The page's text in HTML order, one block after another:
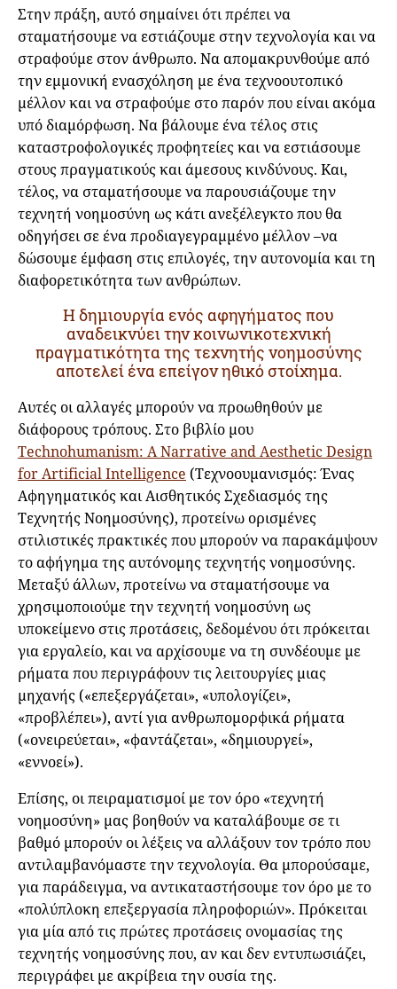
Στην πράξη, αυτό σημαίνει ότι πρέπει να
σταματήσουμε να εστιάζουμε στην τεχνολογία και να
στραφούμε στον άνθρωπο. Να απομακρυνθούμε από
την εμμονική ενασχόληση με ένα τεχνοουτοπικό
μέλλον και να στραφούμε στο παρόν που είναι ακόμα
υπό διαμόρφωση. Να βάλουμε ένα τέλος στις
καταστροφολογικές προφητείες και να εστιάσουμε
στους πραγματικούς και άμεσους κινδύνους. Και,
τέλος, να σταματήσουμε να παρουσιάζουμε την
τεχνητή νοημοσύνη ως κάτι ανεξέλεγκτο που θα
οδηγήσει σε ένα προδιαγεγραμμένο μέλλον –να
δώσουμε έμφαση στις επιλογές, την αυτονομία και τη
διαφορετικότητα των ανθρώπων.
Η δημιουργία ενός αφηγήματος που
αναδεικνύει την κοινωνικοτεχνική
πραγματικότητα της τεχνητής νοημοσύνης
αποτελεί ένα επείγον ηθικό στοίχημα.
Αυτές οι αλλαγές μπορούν να προωθηθούν με
διάφορους τρόπους. Στο βιβλίο μου
Technohumanism: A Narrative and Aesthetic Design
for Artificial Intelligence (Τεχνοουμανισμός: Ένας
Αφηγηματικός και Αισθητικός Σχεδιασμός της
Τεχνητής Νοημοσύνης), προτείνω ορισμένες
στιλιστικές πρακτικές που μπορούν να παρακάμψουν
το αφήγημα της αυτόνομης τεχνητής νοημοσύνης.
Μεταξύ άλλων, προτείνω να σταματήσουμε να
χρησιμοποιούμε την τεχνητή νοημοσύνη ως
υποκείμενο στις προτάσεις, δεδομένου ότι πρόκειται
για εργαλείο, και να αρχίσουμε να τη συνδέουμε με
ρήματα που περιγράφουν τις λειτουργίες μιας
μηχανής («επεξεργάζεται», «υπολογίζει»,
«προβλέπει»), αντί για ανθρωπομορφικά ρήματα
(«ονειρεύεται», «φαντάζεται», «δημιουργεί»,
«εννοεί»).
Επίσης, οι πειραματισμοί με τον όρο «τεχνητή
νοημοσύνη» μας βοηθούν να καταλάβουμε σε τι
βαθμό μπορούν οι λέξεις να αλλάξουν τον τρόπο που
αντιλαμβανόμαστε την τεχνολογία. Θα μπορούσαμε,
για παράδειγμα, να αντικαταστήσουμε τον όρο με το
«πολύπλοκη επεξεργασία πληροφοριών». Πρόκειται
για μία από τις πρώτες προτάσεις ονομασίας της
τεχνητής νοημοσύνης που, αν και δεν εντυπωσιάζει,
περιγράφει με ακρίβεια την ουσία της.